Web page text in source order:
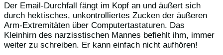
Der Email-Durchfall fängt im Kopf an und äußert sich
durch hektisches, unkontrolliertes Zucken der äußeren
Arm-Extremitäten über Computertastaturen. Das
Kleinhirn des narzisstischen Mannes befiehlt ihm, immer
weiter zu schreiben. Er kann einfach nicht aufhören!